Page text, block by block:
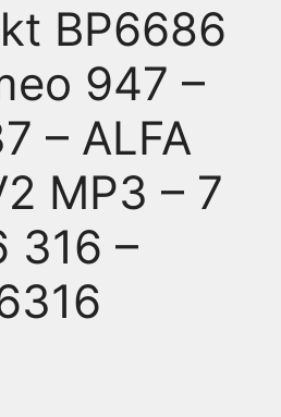
BP6686
947 –
– ALFA
MP3 – 7
316 –